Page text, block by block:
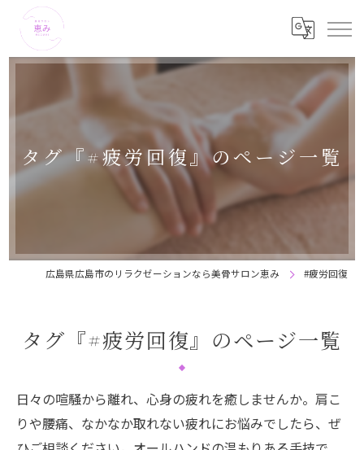
タグ『#疲労回復』のページ一覧
広島県広島市のリラクゼーションなら美骨サロン恵み #疲労回復
タグ『#疲労回復』のページ一覧
日々の喧騒から離れ、心身の疲れを癒しませんか。肩こ
りや腰痛、なかなか取れない疲れにお悩みでしたら、ぜ